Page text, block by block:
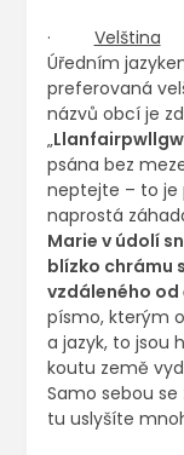
· Velština
Úředním
preferovaná
názvů obcí je
„
psána bez
neptejte – to je
naprostá
Marie v údolí
blízko chrámu
vzdáleného od
písmo, kterým
a jazyk, to jsou
koutu země
Samo sebou
tu uslyšíte